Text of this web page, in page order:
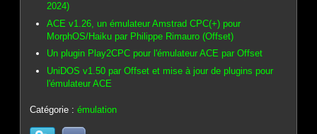
2024)
ACE v1.26, un émulateur Amstrad CPC(+) pour
MorphOS/Haiku par Philippe Rimauro (Offset)
Un plugin Play2CPC pour l'émulateur ACE par Offset
UniDOS v1.50 par Offset et mise à jour de plugins pour
l'émulateur ACE
Catégorie :émulation